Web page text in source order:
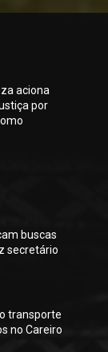
aciona
por
buscas
secretário
transporte
no Careiro